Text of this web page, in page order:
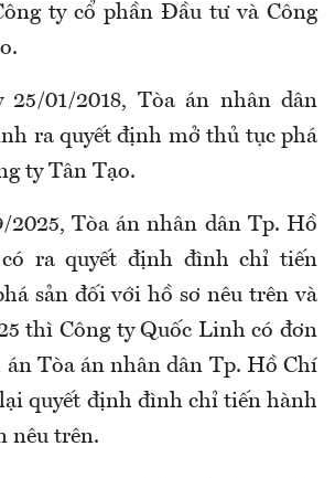
ty cổ phần Đầu tư và Công
25/01/2018, Tòa án nhân dân
ra quyết định mở thủ tục phá
ty Tân Tạo.
2025, Tòa án nhân dân Tp. Hồ
ra quyết định đình chỉ tiến
sản đối với hồ sơ nêu trên và
thì Công ty Quốc Linh có đơn
án Tòa án nhân dân Tp. Hồ Chí
quyết định đình chỉ tiến hành
nêu trên.